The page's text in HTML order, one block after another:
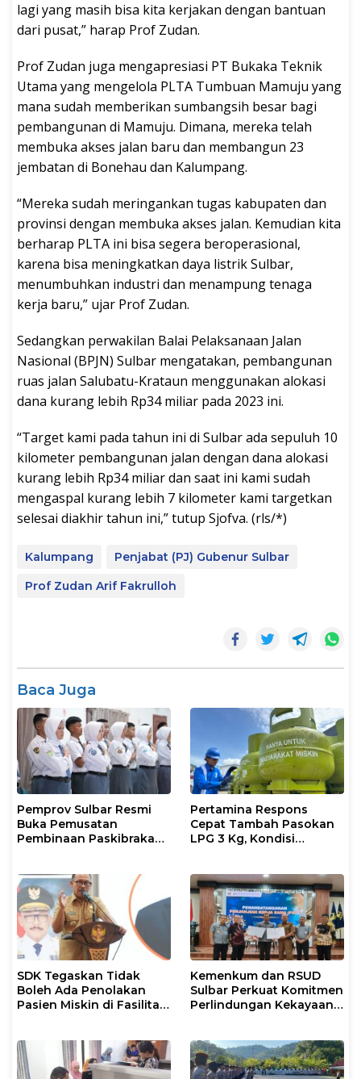
lagi yang masih bisa kita kerjakan dengan bantuan
dari pusat,” harap Prof Zudan.
Prof Zudan juga mengapresiasi PT Bukaka Teknik
Utama yang mengelola PLTA Tumbuan Mamuju yang
mana sudah memberikan sumbangsih besar bagi
pembangunan di Mamuju. Dimana, mereka telah
membuka akses jalan baru dan membangun 23
jembatan di Bonehau dan Kalumpang.
“Mereka sudah meringankan tugas kabupaten dan
provinsi dengan membuka akses jalan. Kemudian kita
berharap PLTA ini bisa segera beroperasional,
karena bisa meningkatkan daya listrik Sulbar,
menumbuhkan industri dan menampung tenaga
kerja baru,” ujar Prof Zudan.
Sedangkan perwakilan Balai Pelaksanaan Jalan
Nasional (BPJN) Sulbar mengatakan, pembangunan
ruas jalan Salubatu-Krataun menggunakan alokasi
dana kurang lebih Rp34 miliar pada 2023 ini.
“Target kami pada tahun ini di Sulbar ada sepuluh 10
kilometer pembangunan jalan dengan dana alokasi
kurang lebih Rp34 miliar dan saat ini kami sudah
mengaspal kurang lebih 7 kilometer kami targetkan
selesai diakhir tahun ini,” tutup Sjofva. (rls/*)
Kalumpang
Penjabat (PJ) Gubenur Sulbar
Prof Zudan Arif Fakrulloh
Baca Juga
Pemprov Sulbar Resmi
Buka Pemusatan
Pembinaan Paskibraka
Pertamina Respons
Cepat Tambah Pasokan
LPG 3 Kg, Kondisi
SDK Tegaskan Tidak
Boleh Ada Penolakan
Pasien Miskin di Fasilitas
Kemenkum dan RSUD
Sulbar Perkuat Komitmen
Perlindungan Kekayaan